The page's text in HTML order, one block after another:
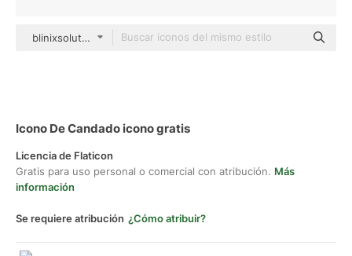
blinixsolutions black outline
Icono De Candado icono gratis
Licencia de Flaticon
Gratis para uso personal o comercial con atribución. Más
información
Se requiere atribución ¿Cómo atribuir?